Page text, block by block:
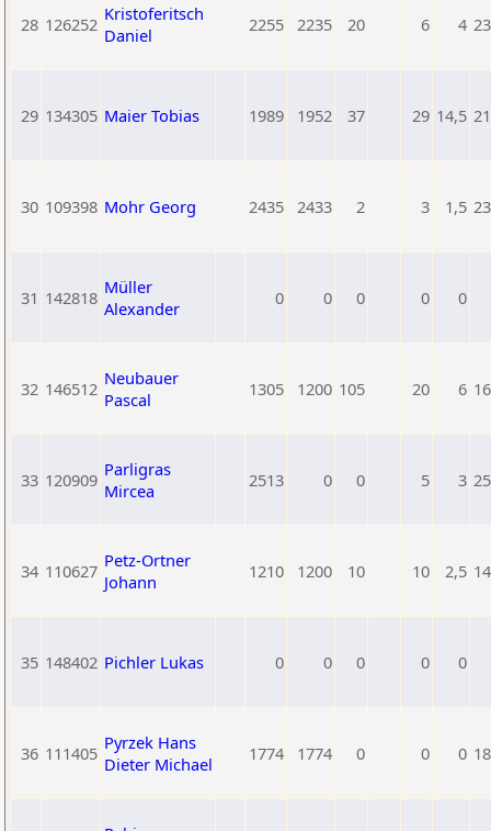
28 126252 Kristoferitsch
Daniel
2255 2235 20 6 4
29 134305 Maier Tobias 1989 1952 37 29 14,5
30 109398 Mohr Georg 2435 2433 2 3 1,5
31 142818 Müller
Alexander
0 0 0 0 0
32 146512 Neubauer
Pascal
1305 1200 105 20 6
33 120909 Parligras
Mircea
2513 0 0 5 3
34 110627 Petz-Ortner
Johann
1210 1200 10 10 2,5
35 148402 Pichler Lukas 0 0 0 0 0
36 111405 Pyrzek Hans
Dieter Michael
1774 1774 0 0 0